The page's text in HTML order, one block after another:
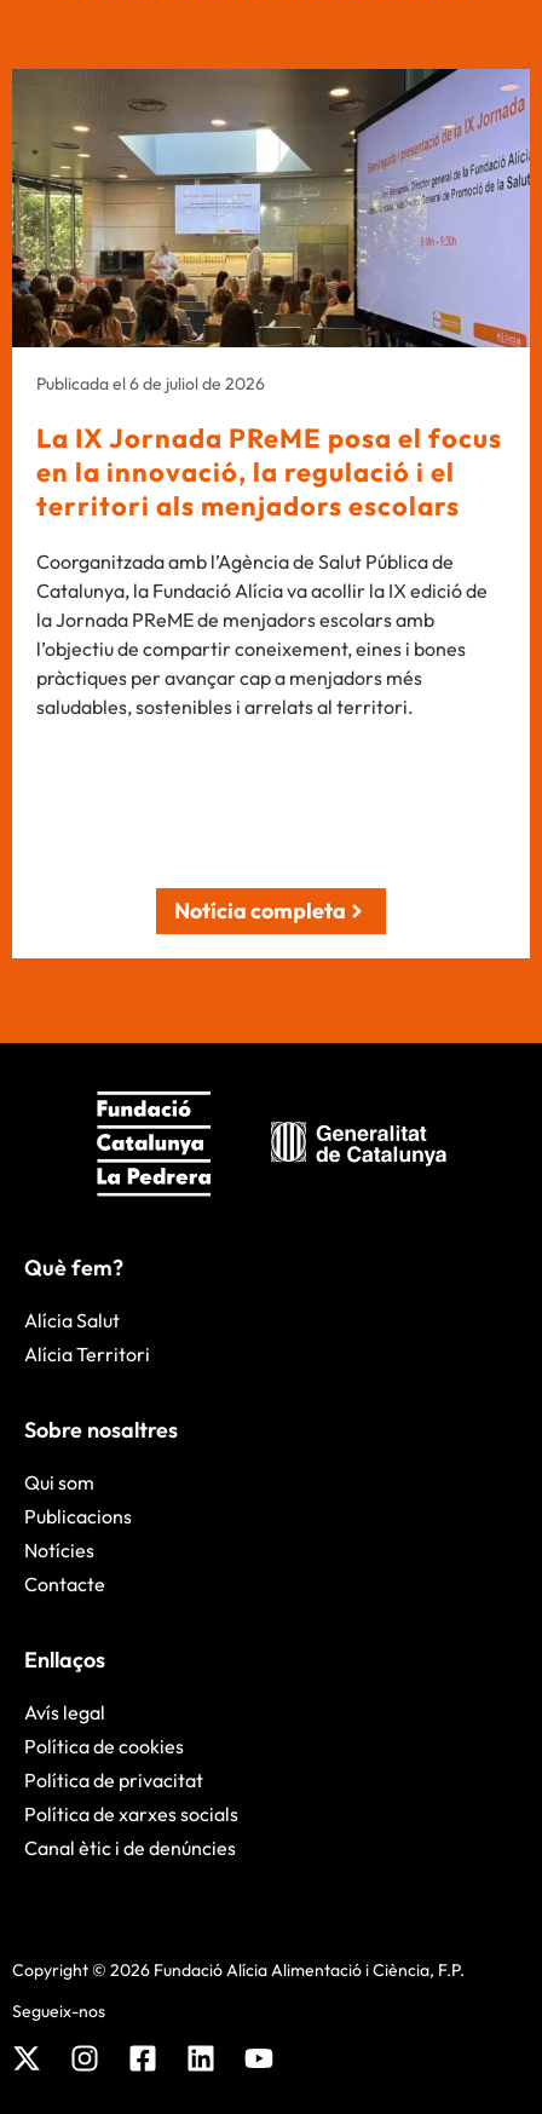
Publicada el 6 de juliol de 2026
La IX Jornada PReME posa el focus
en la innovació, la regulació i el
territori als menjadors escolars
Coorganitzada amb l’Agència de Salut Pública de
Catalunya, la Fundació Alícia va acollir la IX edició de
la Jornada PReME de menjadors escolars amb
l’objectiu de compartir coneixement, eines i bones
pràctiques per avançar cap a menjadors més
saludables, sostenibles i arrelats al territori.
Notícia completa
Què fem?
Alícia Salut
Alícia Territori
Sobre nosaltres
Qui som
Publicacions
Notícies
Contacte
Enllaços
Avís legal
Política de cookies
Política de privacitat
Política de xarxes socials
Canal ètic i de denúncies
Copyright © 2026 Fundació Alícia Alimentació i Ciència, F.P.
Segueix-nos